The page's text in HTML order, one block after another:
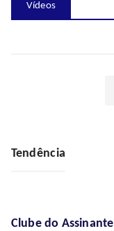
Vídeos
Tendência
Clube do Assinante